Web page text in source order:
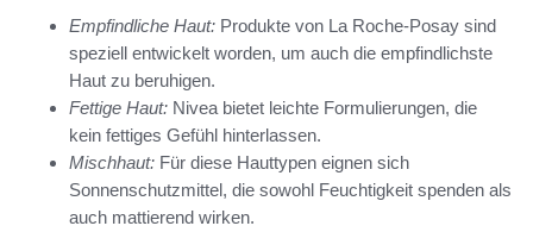
Empfindliche Haut: Produkte von La Roche-Posay sind
speziell entwickelt worden, um auch die empfindlichste
Haut zu beruhigen.
Fettige Haut: Nivea bietet leichte Formulierungen, die
kein fettiges Gefühl hinterlassen.
Mischhaut: Für diese Hauttypen eignen sich
Sonnenschutzmittel, die sowohl Feuchtigkeit spenden als
auch mattierend wirken.